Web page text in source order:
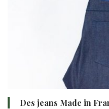
Des jeans Made in